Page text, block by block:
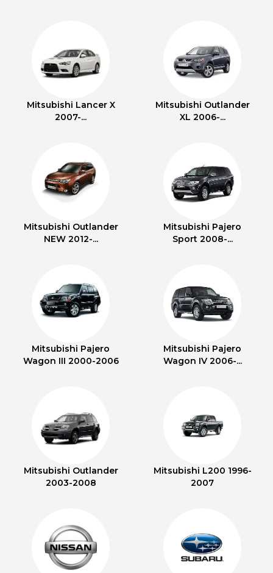
Mitsubishi Lancer X
2007-...
Mitsubishi Outlander
XL 2006-...
Mitsubishi Outlander
NEW 2012-...
Mitsubishi Pajero
Sport 2008-...
Mitsubishi Pajero
Wagon III 2000-2006
Mitsubishi Pajero
Wagon IV 2006-...
Mitsubishi Outlander
2003-2008
Mitsubishi L200 1996-
2007